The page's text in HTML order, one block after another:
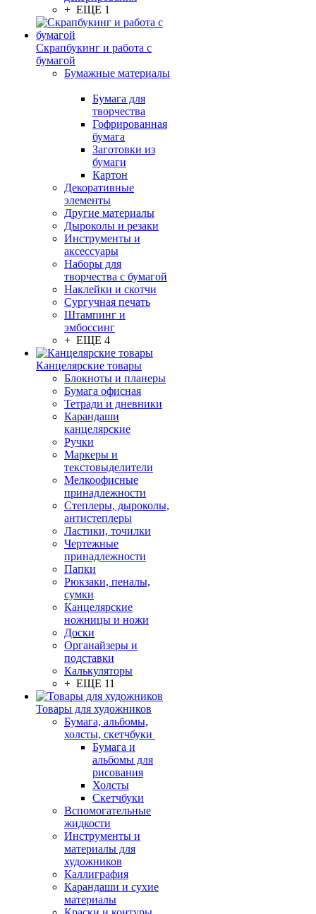
+ ЕЩЕ 1
Скрапбукинг и работа с
бумагой
Бумажные материалы
Бумага для
творчества
Гофрированная
бумага
Заготовки из
бумаги
Картон
Декоративные
элементы
Другие материалы
Дыроколы и резаки
Инструменты и
аксессуары
Наборы для
творчества с бумагой
Наклейки и скотчи
Сургучная печать
Штампинг и
эмбоссинг
+ ЕЩЕ 4
Канцелярские товары
Блокноты и планеры
Бумага офисная
Тетради и дневники
Карандаши
канцелярские
Ручки
Маркеры и
текстовыделители
Мелкоофисные
принадлежности
Степлеры, дыроколы,
антистеплеры
Ластики, точилки
Чертежные
принадлежности
Папки
Рюкзаки, пеналы,
сумки
Канцелярские
ножницы и ножи
Доски
Органайзеры и
подставки
Калькуляторы
+ ЕЩЕ 11
Товары для художников
Бумага, альбомы,
холсты, скетчбуки
Бумага и
альбомы для
рисования
Холсты
Скетчбуки
Вспомогательные
жидкости
Инструменты и
материалы для
художников
Каллиграфия
Карандаши и сухие
материалы